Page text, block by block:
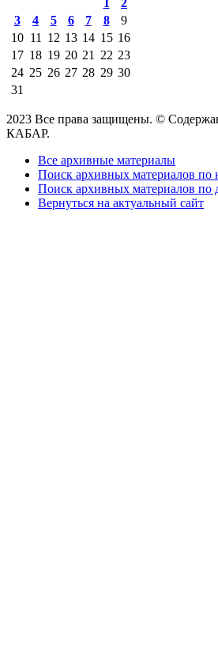
1
2
3
4 5 6 7 8
9
10 11 12 13 14 15 16
17 18 19 20 21 22 23
24 25 26 27 28 29 30
31
2023 Все права защищены. ©
КАБАР.
Все архивные материалы
Поиск архивных материалов по
Поиск архивных материалов по
Вернуться на актуальный сайт